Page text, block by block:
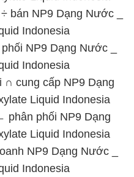
bán NP9 Dạng Nước _
Indonesia
NP9 Dạng Nước _
Indonesia
∩ cung cấp NP9 Dạng
Liquid Indonesia
phân phối NP9 Dạng
Liquid Indonesia
NP9 Dạng Nước _
Indonesia